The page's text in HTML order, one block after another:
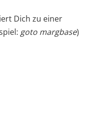
Dich zu einer
goto margbase)